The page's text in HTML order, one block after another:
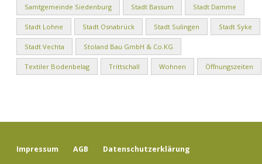
Samtgemeinde Siedenburg Stadt Bassum Stadt Damme
Stadt Lohne Stadt Osnabrück Stadt Sulingen Stadt Syke
Stadt Vechta Stoland Bau GmbH & Co.KG
Textiler Bodenbelag Trittschall Wohnen Öffnungszeiten
Impressum AGB Datenschutzerklärung